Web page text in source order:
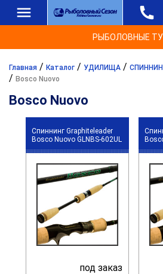
РЫБОЛОВНЫЕ
Главная / Каталог / УДИЛИЩА /
/ Bosco Nuovo
Bosco Nuovo
Спиннинг Graphiteleader
Bosco Nuovo GLNBS-602UL
под заказ